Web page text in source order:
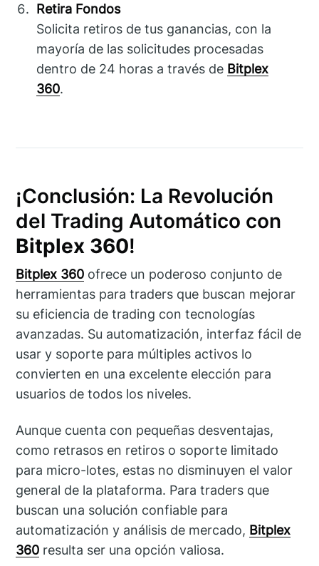
Retira Fondos
Solicita retiros de tus ganancias, con la
mayoría de las solicitudes procesadas
dentro de 24 horas a través de Bitplex
360.
¡Conclusión: La Revolución
del Trading Automático con
Bitplex 360!
Bitplex 360 ofrece un poderoso conjunto de
herramientas para traders que buscan mejorar
su eficiencia de trading con tecnologías
avanzadas. Su automatización, interfaz fácil de
usar y soporte para múltiples activos lo
convierten en una excelente elección para
usuarios de todos los niveles.
Aunque cuenta con pequeñas desventajas,
como retrasos en retiros o soporte limitado
para micro-lotes, estas no disminuyen el valor
general de la plataforma. Para traders que
buscan una solución confiable para
automatización y análisis de mercado, Bitplex
360 resulta ser una opción valiosa.